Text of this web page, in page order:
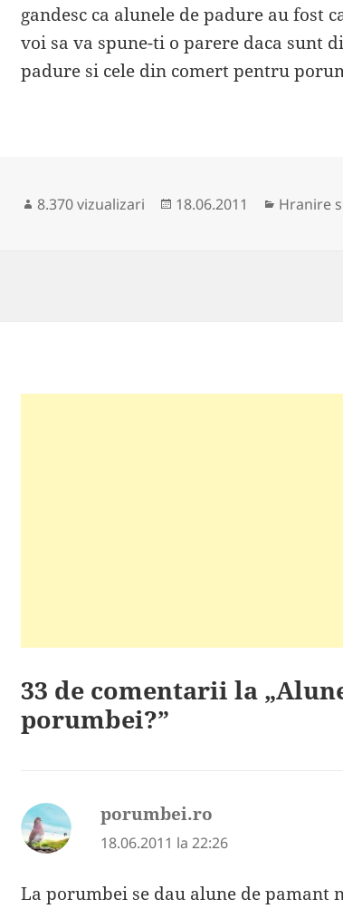
gandesc ca alunele de padure au fost
voi sa va spune-ti o parere daca sunt
padure si cele din comert pentru
8.370 vizualizari
Publicat
18.06.2011 Categorii
Hranire
33 de comentarii la
porumbei?”
porumbei.ro
18.06.2011 la 22:26
La porumbei se dau alune de pamant